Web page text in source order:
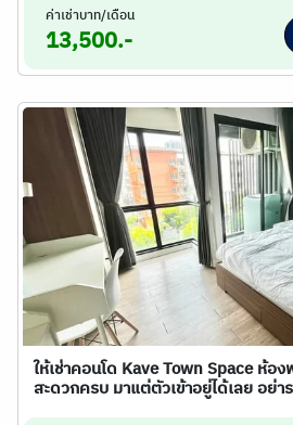
ค่าเช่าบาท/เดือน
13,500.-
ให้เช่าคอนโด Kave Town Space ห้อ
สะดวกครบ มาแต่ตัวเข้าอยู่ได้เลย อย่า